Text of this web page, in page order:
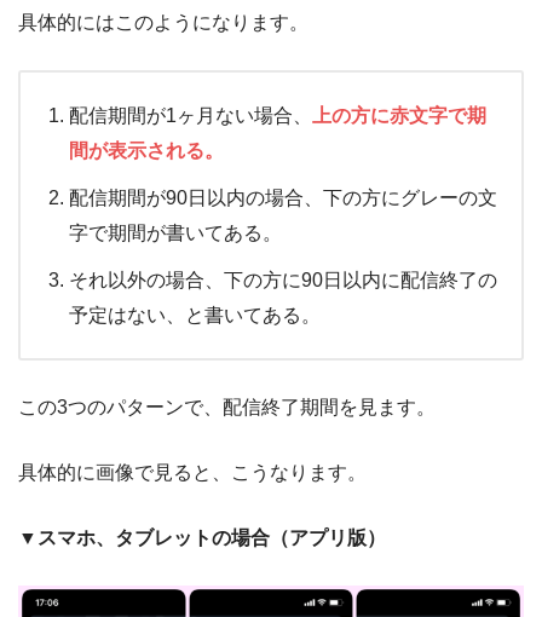
具体的にはこのようになります。
配信期間が1ヶ月ない場合、 上の方に赤文字で期
間が表示される。
配信期間が90日以内の場合、下の方にグレーの文
字で期間が書いてある。
それ以外の場合、下の方に90日以内に配信終了の
予定はない、と書いてある。
この3つのパターンで、配信終了期間を見ます。
具体的に画像で見ると、こうなります。
▼スマホ、タブレットの場合（アプリ版）